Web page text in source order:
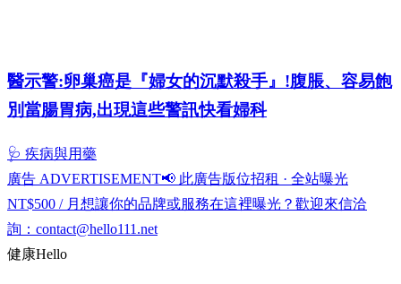
醫示警:卵巢癌是『婦女的沉默殺手』!腹脹、容易飽
別當腸胃病,出現這些警訊快看婦科
🩺 疾病與用藥
廣告 ADVERTISEMENT📢 此廣告版位招租 · 全站曝光
NT$500 / 月 想讓你的品牌或服務在這裡曝光？歡迎來信洽
詢： contact@hello111.net
健康Hello